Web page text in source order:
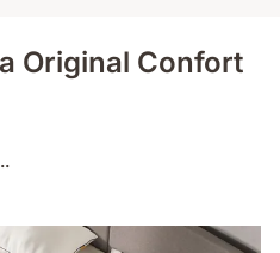
Original Confort